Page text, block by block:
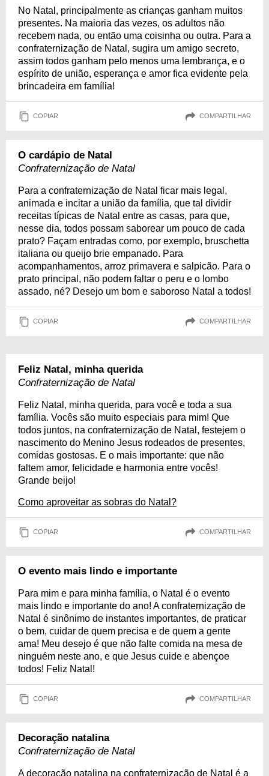
No Natal, principalmente as crianças ganham muitos
presentes. Na maioria das vezes, os adultos não
recebem nada, ou então uma coisinha ou outra. Para a
confraternização de Natal, sugira um amigo secreto,
assim todos ganham pelo menos uma lembrança, e o
espírito de união, esperança e amor fica evidente pela
brincadeira em família!
COPIAR COMPARTILHAR
O cardápio de Natal
Confraternização de Natal
Para a confraternização de Natal ficar mais legal,
animada e incitar a união da família, que tal dividir
receitas típicas de Natal entre as casas, para que,
nesse dia, todos possam saborear um pouco de cada
prato? Façam entradas como, por exemplo, bruschetta
italiana ou queijo brie empanado. Para
acompanhamentos, arroz primavera e salpicão. Para o
prato principal, não podem faltar o peru e o lombo
assado, né? Desejo um bom e saboroso Natal a todos!
COPIAR COMPARTILHAR
Feliz Natal, minha querida
Confraternização de Natal
Feliz Natal, minha querida, para você e toda a sua
família. Vocês são muito especiais para mim! Que
todos juntos, na confraternização de Natal, festejem o
nascimento do Menino Jesus rodeados de presentes,
comidas gostosas. E o mais importante: que não
faltem amor, felicidade e harmonia entre vocês!
Grande beijo!
Como aproveitar as sobras do Natal?
COPIAR COMPARTILHAR
O evento mais lindo e importante
Para mim e para minha família, o Natal é o evento
mais lindo e importante do ano! A confraternização de
Natal é sinônimo de instantes importantes, de praticar
o bem, cuidar de quem precisa e de quem a gente
ama! Meu desejo é que não falte comida na mesa de
ninguém neste ano, e que Jesus cuide e abençoe
todos! Feliz Natal!
COPIAR COMPARTILHAR
Decoração natalina
Confraternização de Natal
A decoração natalina na confraternização de Natal é a